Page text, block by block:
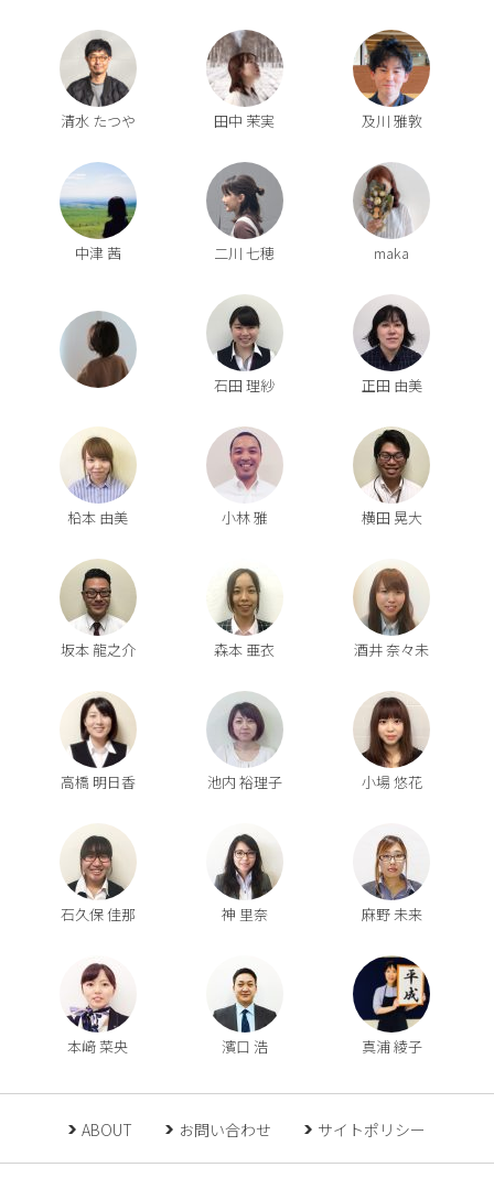
清水 たつや 田中 茉実 及川 雅敦
中津 茜 二川 七穂 maka
石田 理紗 正田 由美
柗本 由美 小林 雅 横田 晃大
坂本 龍之介 森本 亜衣 酒井 奈々未
高橋 明日香 池内 裕理子 小場 悠花
石久保 佳那 神 里奈 麻野 未来
本﨑 菜央 濱口 浩 真浦 綾子
ABOUT お問い合わせ サイトポリシー